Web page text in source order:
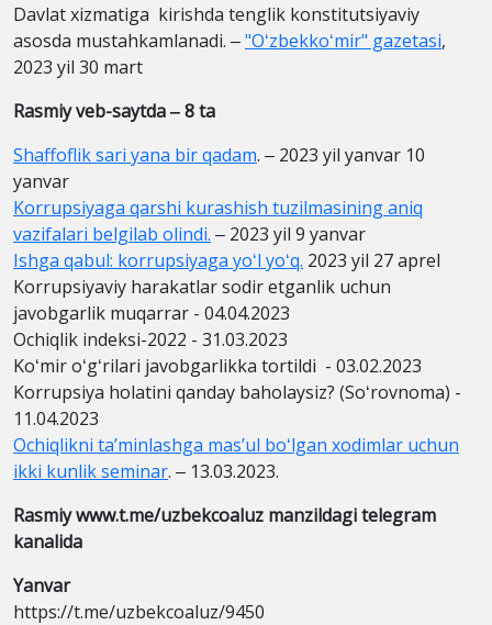
Davlat xizmatiga kirishda tenglik konstitutsiyaviy
asosda mustahkamlanadi. ‒"Oʻzbekkoʻmir" gazetasi,
2023 yil 30 mart
Rasmiy veb-saytda ‒ 8 ta
Shaffoflik sari yana bir qadam. ‒ 2023 yil yanvar 10
yanvar
Korrupsiyaga qarshi kurashish tuzilmasining aniq
vazifalari belgilab olindi. ‒ 2023 yil 9 yanvar
Ishga qabul: korrupsiyaga yoʻl yoʻq. 2023 yil 27 aprel
Korrupsiyaviy harakatlar sodir etganlik uchun
javobgarlik muqarrar - 04.04.2023
Ochiqlik indeksi-2022 - 31.03.2023
Koʻmir oʻgʻrilari javobgarlikka tortildi - 03.02.2023
Korrupsiya holatini qanday baholaysiz? (Soʻrovnoma) -
11.04.2023
Ochiqlikni taʼminlashga masʼul boʻlgan xodimlar uchun
ikki kunlik seminar. ‒ 13.03.2023.
Rasmiy www.t.me/uzbekcoaluz manzildagi telegram
kanalida
Yanvar
https://t.me/uzbekcoaluz/9450